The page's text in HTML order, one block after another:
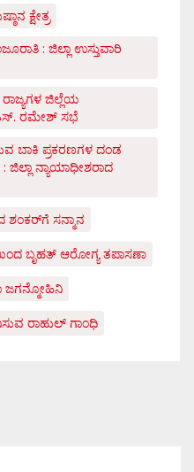
ಕ್ಷೇತ್ರ
: ಜಿಲ್ಲಾ ಉಸ್ತುವಾರಿ
ಜಿಲ್ಲೆಯ
ರಮೇಶ್ ಸಭೆ
ಬಾಕಿ ಪ್ರಕರಣಗಳ ದಂಡ
ನ್ಯಾಯಾಧೀಶರಾದ
ಸನ್ಮಾನ
ಬೃಹತ್ ಆರೋಗ್ಯ ತಪಾಸಣಾ
ರಾಹುಲ್ ಗಾಂಧಿ